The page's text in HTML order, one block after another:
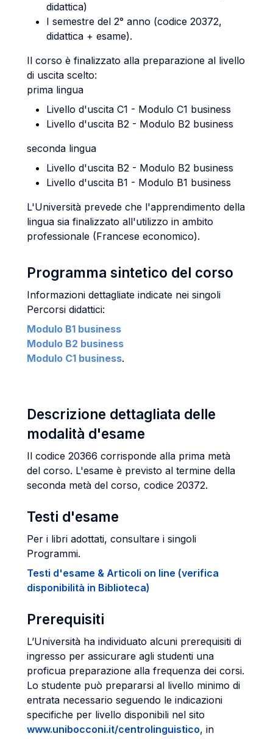
didattica)
I semestre del 2° anno (codice 20372,
didattica + esame).
Il corso è finalizzato alla preparazione al livello
di uscita scelto:
prima lingua
Livello d'uscita C1 - Modulo C1 business
Livello d'uscita B2 - Modulo B2 business
seconda lingua
Livello d'uscita B2 - Modulo B2 business
Livello d'uscita B1 - Modulo B1 business
L'Università prevede che l'apprendimento della
lingua sia finalizzato all'utilizzo in ambito
professionale (Francese economico).
Programma sintetico del corso
Informazioni dettagliate indicate nei singoli
Percorsi didattici:
Modulo B1 business
Modulo B2 business
Modulo C1 business.
Descrizione dettagliata delle
modalità d'esame
Il codice 20366 corrisponde alla prima metà
del corso. L'esame è previsto al termine della
seconda metà del corso, codice 20372.
Testi d'esame
Per i libri adottati, consultare i singoli
Programmi.
Testi d'esame & Articoli on line (verifica
disponibilità in Biblioteca)
Prerequisiti
L’Università ha individuato alcuni prerequisiti di
ingresso per assicurare agli studenti una
proficua preparazione alla frequenza dei corsi.
Lo studente può prepararsi al livello minimo di
entrata necessario seguendo le indicazioni
specifiche per livello disponibili nel sito
www.unibocconi.it/centrolinguistico, in